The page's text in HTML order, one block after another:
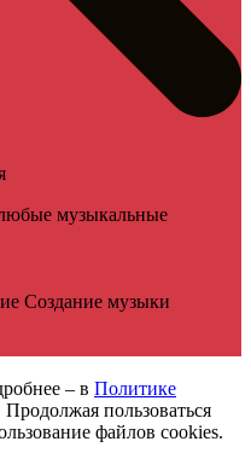
музыкальные
Создание музыки
– в Политике
Продолжая пользоваться
файлов cookies.